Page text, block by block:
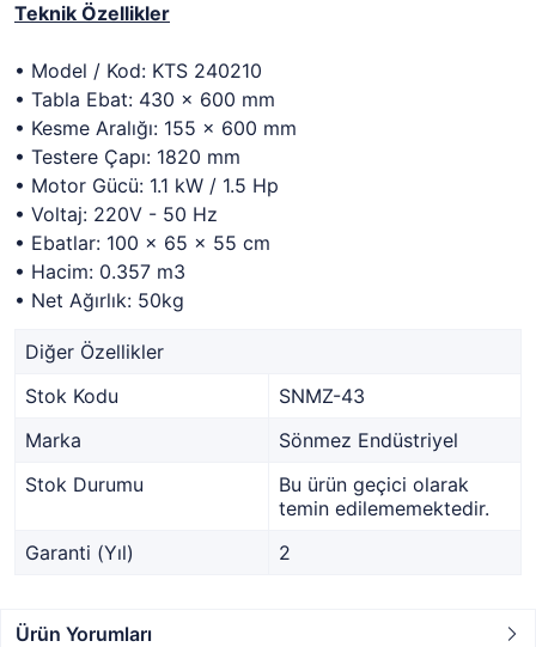
Teknik Özellikler
• Model / Kod: KTS 240210
• Tabla Ebat: 430 x 600 mm
• Kesme Aralığı: 155 x 600 mm
• Testere Çapı: 1820 mm
• Motor Gücü: 1.1 kW / 1.5 Hp
• Voltaj: 220V - 50 Hz
• Ebatlar: 100 x 65 x 55 cm
• Hacim: 0.357 m3
• Net Ağırlık: 50kg
Diğer Özellikler
Stok Kodu
SNMZ-43
Marka
Sönmez Endüstriyel
Stok Durumu
Bu ürün geçici olarak
temin edilememektedir.
Garanti (Yıl)
2
Ürün Yorumları